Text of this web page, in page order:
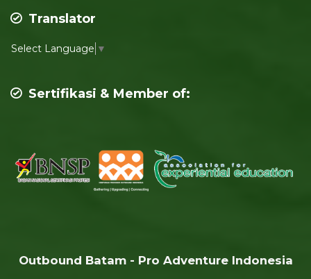
Translator
Select Language ▼
Sertifikasi & Member of:
Outbound Batam - Pro Adventure Indonesia